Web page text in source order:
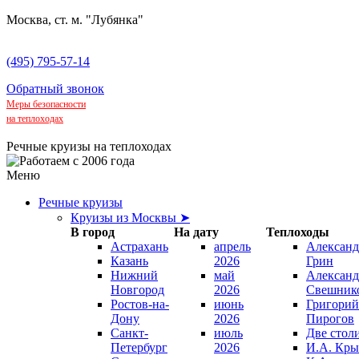
Москва, ст. м. "Лубянка"
(495) 795-57-14
Обратный звонок
Меры безопасности
на теплоходах
Речные круизы на теплоходах
Меню
Речные круизы
Круизы из Москвы ➤
В город
На дату
Теплоходы
Астрахань
Казань
Нижний
Новгород
Ростов-на-
Дону
Санкт-
Петербург
апрель
2026
май
2026
июнь
2026
июль
2026
Грин
Григорий
Пирогов
Две
И.А.